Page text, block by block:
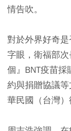
情告吹。
對於外界好奇
字眼，衛福部
個』BNT疫苗
約與捐贈協議
華民國（台灣）